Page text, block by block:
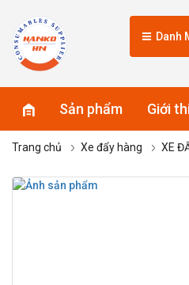
Danh
Sản phẩm Giới
Trang chủ Xe đẩy hàng XE